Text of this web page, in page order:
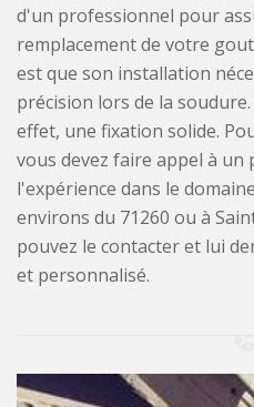
d'un professionnel pour
remplacement de votre
est que son installation
précision lors de la
effet, une fixation solide.
vous devez faire appel à
l'expérience dans le
environs du 71260 ou à
pouvez le contacter et lui
et personnalisé.